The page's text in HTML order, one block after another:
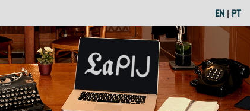
EN | PT